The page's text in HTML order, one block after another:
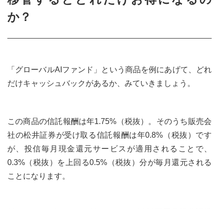
か？
「グローバルAIファンド」という商品を例にあげて、どれ
だけキャッシュバックがあるか、みていきましょう。
この商品の信託報酬は年1.75%（税抜）。そのうち販売会
社の松井証券が受け取る信託報酬は年0.8%（税抜）です
が、投信毎月現金還元サービスが適用されることで、
0.3%（税抜）を上回る0.5%（税抜）分が毎月還元される
ことになります。